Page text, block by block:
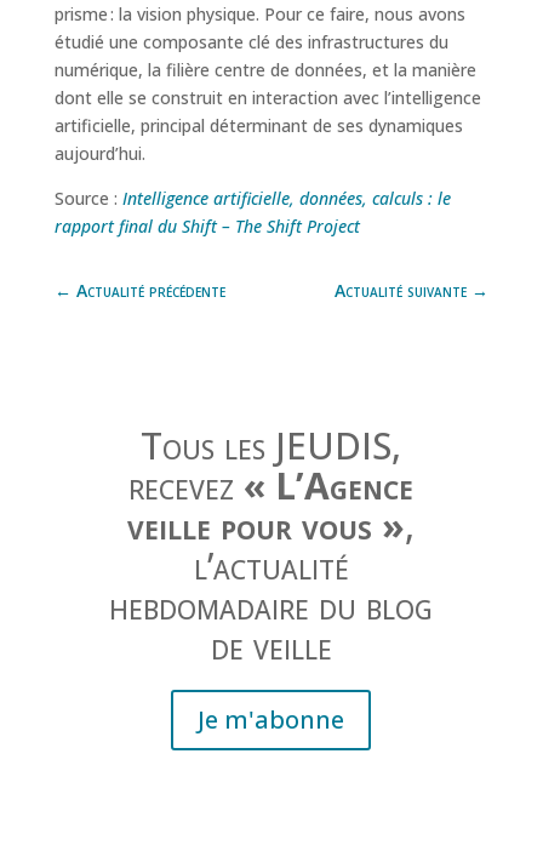
prisme : la vision physique. Pour ce faire, nous avons
étudié une composante clé des infrastructures du
numérique, la filière centre de données, et la manière
dont elle se construit en interaction avec l’intelligence
artificielle, principal déterminant de ses dynamiques
aujourd’hui.
Source : Intelligence artificielle, données, calculs : le
rapport final du Shift – The Shift Project
← Actualité précédente Actualité suivante →
Tous les JEUDIS,
recevez « L’Agence
veille pour vous »,
l’actualité
hebdomadaire du blog
de veille
Je m'abonne